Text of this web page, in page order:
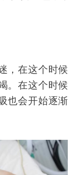
，在这个时候
。在这个时候
也会开始逐渐